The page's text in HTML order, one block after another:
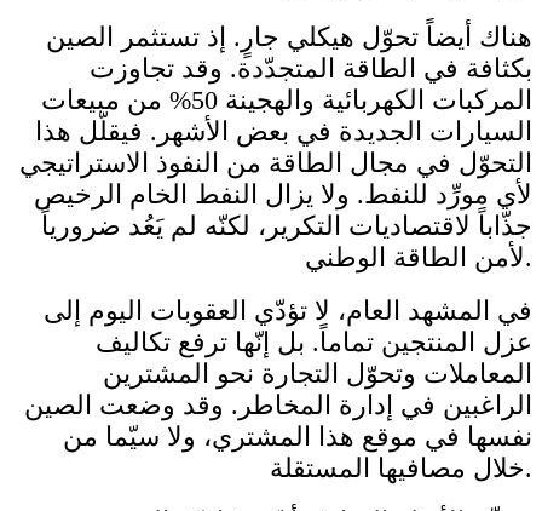
هناك أيضاً تحوّل هيكلي جارٍ. إذ تستثمر الصين
بكثافة في الطاقة المتجدّدة. وقد تجاوزت
المركبات الكهربائية والهجينة 50% من مبيعات
السيارات الجديدة في بعض الأشهر. فيقلّل هذا
التحوّل في مجال الطاقة من النفوذ الاستراتيجي
لأي مورِّد للنفط. ولا يزال النفط الخام الرخيص
جذّاباً لاقتصاديات التكرير، لكنّه لم يَعُد ضرورياً
لأمن الطاقة الوطني.
في المشهد العام، لا تؤدّي العقوبات اليوم إلى
عزل المنتجين تماماً. بل إنّها ترفع تكاليف
المعاملات وتحوّل التجارة نحو المشترين
الراغبين في إدارة المخاطر. وقد وضعت الصين
نفسها في موقع هذا المشتري، ولا سيّما من
خلال مصافيها المستقلة.